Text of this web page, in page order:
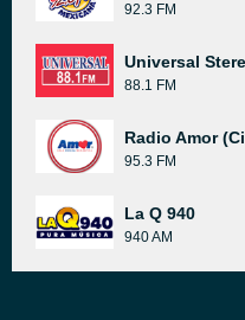
92.3 FM
Universal
88.1 FM
Radio Amor
95.3 FM
La Q 940
940 AM